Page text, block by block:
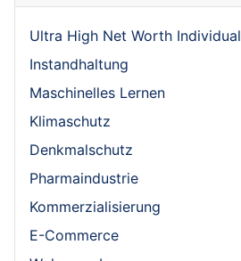
Ultra High Net Worth Individual
Instandhaltung
Maschinelles Lernen
Klimaschutz
Denkmalschutz
Pharmaindustrie
Kommerzialisierung
E-Commerce